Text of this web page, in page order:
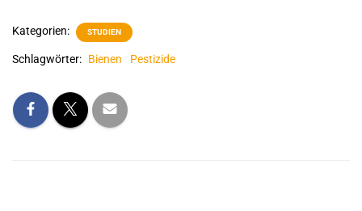
Kategorien: STUDIEN
Schlagwörter: Bienen Pestizide